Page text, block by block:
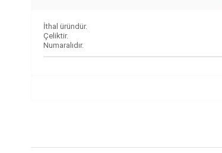
İthal üründür.
Çeliktir.
Numaralıdır.